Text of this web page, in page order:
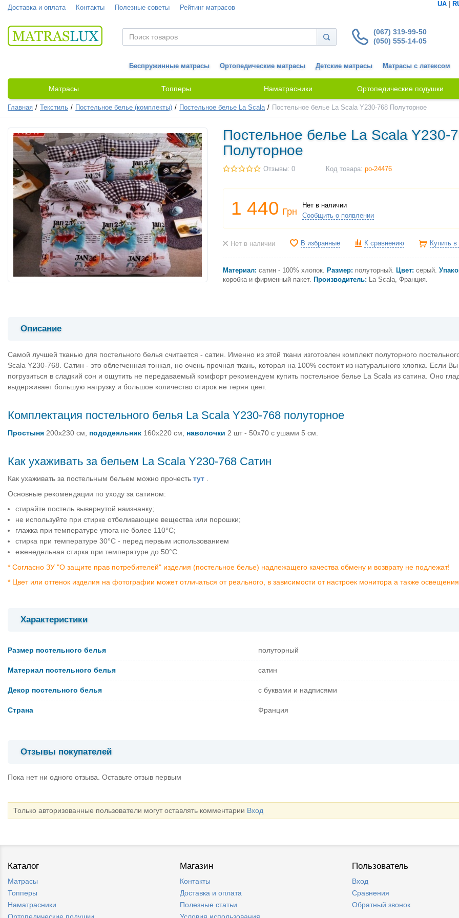
Доставка и оплата Контакты Полезные советы Рейтинг матрасов UA
(067) 319-99-50
(050) 555-14-05
Беспружинные матрасы Ортопедические матрасы Детские матрасы Матрасы с латексом
Матрасы Топперы Наматрасники Ортопедические подушки
Главная Текстиль Постельное белье (комплекты) Постельное белье La Scala Постельное белье La Scala Y230-768 Полуторное
Постельное белье La Scala Y230-
Полуторное
Отзывы: 0 Код товара: po-24476
1 440 Грн
Нет в наличии
Сообщить о появлении
Нет в наличии В избранные К сравнению Купить
Материал: сатин - 100% хлопок. Размер: полуторный. Цвет: серый.
коробка и фирменный пакет. Производитель: La Scala, Франция.
Описание
Самой лучшей тканью для постельного белья считается - сатин. Именно из этой ткани изготовлен комплект полуторного
Scala Y230-768. Сатин - это облегченная тонкая, но очень прочная ткань, которая на 100% состоит из натурального хлопка. Если Вы
погрузиться в сладкий сон и ощутить не передаваемый комфорт рекомендуем купить постельное белье La Scala из сатина. Оно
выдерживает большую нагрузку и большое количество стирок не теряя цвет.
Комплектация постельного белья La Scala Y230-768 полуторное
Простыня 200х230 см, пододеяльник 160х220 см, наволочки 2 шт - 50х70 с ушами 5 см.
Как ухаживать за бельем La Scala Y230-768 Сатин
Как ухаживать за постельным бельем можно прочесть тут .
Основные рекомендации по уходу за сатином:
стирайте постель вывернутой наизнанку;
не используйте при стирке отбеливающие вещества или порошки;
глажка при температуре утюга не более 110°C;
стирка при температуре 30°C - перед первым использованием
еженедельная стирка при температуре до 50°C.
* Согласно ЗУ "О защите прав потребителей" изделия (постельное белье) надлежащего качества обмену и возврату не подлежат!
* Цвет или оттенок изделия на фотографии может отличаться от реального, в зависимости от настроек монитора а также
Характеристики
Размер постельного белья полуторный
Материал постельного белья сатин
Декор постельного белья с буквами и надписями
Страна Франция
Отзывы покупателей
Пока нет ни одного отзыва. Оставьте отзыв первым
Только авторизованные пользователи могут оставлять комментарии Вход
Каталог
Матрасы
Топперы
Наматрасники
Ортопедические подушки
Магазин
Контакты
Доставка и оплата
Полезные статьи
Условия использования
Пользователь
Вход
Сравнения
Обратный звонок